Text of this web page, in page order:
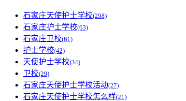
石家庄天使护士学校(298)
石家庄护士学校(63)
石家庄卫校(61)
护士学校(42)
天使护士学校(34)
卫校(29)
石家庄天使护士学校活动(27)
石家庄天使护士学校怎么样(21)